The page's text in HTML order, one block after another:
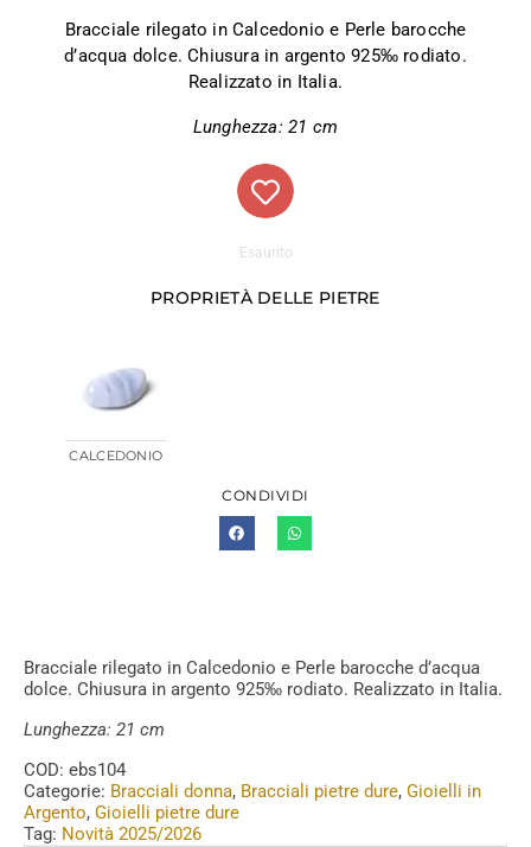
Bracciale rilegato in Calcedonio e Perle barocche
d’acqua dolce. Chiusura in argento 925‰ rodiato.
Realizzato in Italia.
Lunghezza: 21 cm
Esaurito
PROPRIETÀ DELLE PIETRE
CALCEDONIO
CONDIVIDI
Bracciale rilegato in Calcedonio e Perle barocche d’acqua
dolce. Chiusura in argento 925‰ rodiato. Realizzato in Italia.
Lunghezza: 21 cm
COD: ebs104
Categorie: Bracciali donna, Bracciali pietre dure, Gioielli in
Argento, Gioielli pietre dure
Tag: Novità 2025/2026